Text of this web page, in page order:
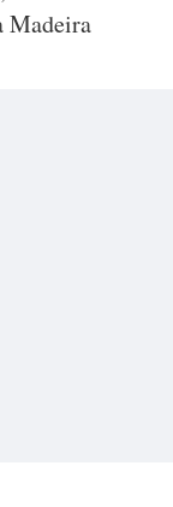
Madeira